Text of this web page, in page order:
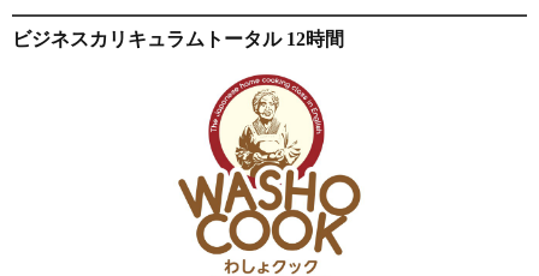
ビジネスカリキュラムトータル 12時間